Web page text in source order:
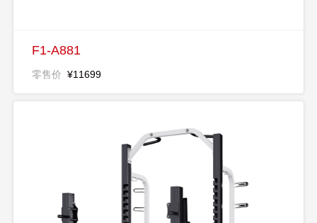
F1-A881
零售价 ¥11699